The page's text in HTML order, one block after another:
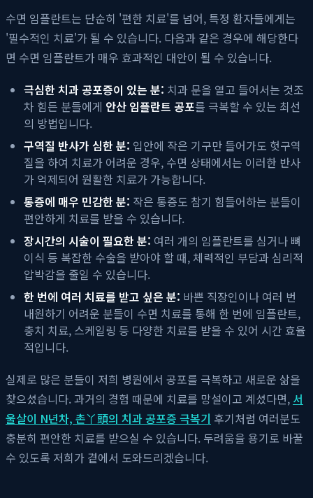
수면 임플란트는 단순히 '편한 치료'를 넘어, 특정 환자들에게는
'필수적인 치료'가 될 수 있습니다. 다음과 같은 경우에 해당한다
면 수면 임플란트가 매우 효과적인 대안이 될 수 있습니다.
극심한 치과 공포증이 있는 분: 치과 문을 열고 들어서는 것조
차 힘든 분들에게 안산 임플란트 공포를 극복할 수 있는 최선
의 방법입니다.
구역질 반사가 심한 분: 입안에 작은 기구만 들어가도 헛구역
질을 하여 치료가 어려운 경우, 수면 상태에서는 이러한 반사
가 억제되어 원활한 치료가 가능합니다.
통증에 매우 민감한 분: 작은 통증도 참기 힘들어하는 분들이
편안하게 치료를 받을 수 있습니다.
장시간의 시술이 필요한 분: 여러 개의 임플란트를 심거나 뼈
이식 등 복잡한 수술을 받아야 할 때, 체력적인 부담과 심리적
압박감을 줄일 수 있습니다.
한 번에 여러 치료를 받고 싶은 분: 바쁜 직장인이나 여러 번
내원하기 어려운 분들이 수면 치료를 통해 한 번에 임플란트,
충치 치료, 스케일링 등 다양한 치료를 받을 수 있어 시간 효율
적입니다.
실제로 많은 분들이 저희 병원에서 공포를 극복하고 새로운 삶을
찾으셨습니다. 과거의 경험 때문에 치료를 망설이고 계셨다면, 서
울살이 N년차, 촌丫頭의 치과 공포증 극복기 후기처럼 여러분도
충분히 편안한 치료를 받으실 수 있습니다. 두려움을 용기로 바꿀
수 있도록 저희가 곁에서 도와드리겠습니다.